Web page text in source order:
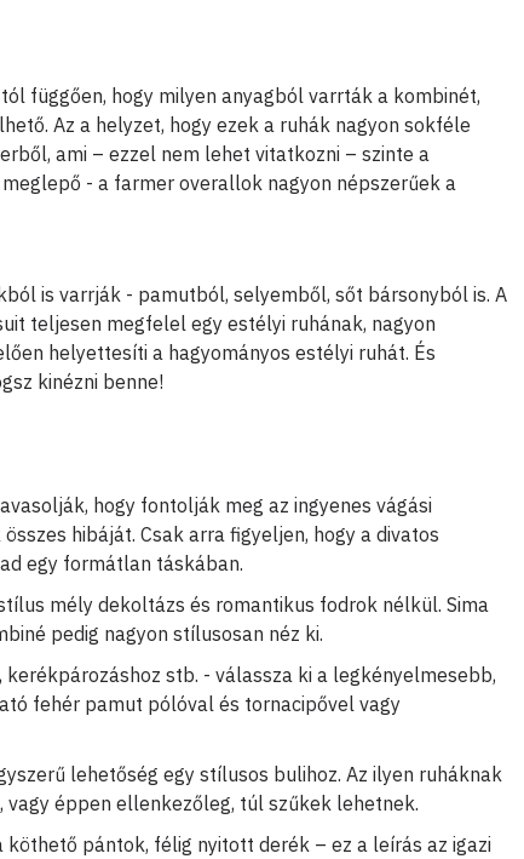
függően, hogy milyen anyagból varrták a kombinét,
Az a helyzet, hogy ezek a ruhák nagyon sokféle
ami – ezzel nem lehet vitatkozni – szinte a
- a farmer overallok nagyon népszerűek a
is varrják - pamutból, selyemből, sőt bársonyból is. A
teljesen megfelel egy estélyi ruhának, nagyon
helyettesíti a hagyományos estélyi ruhát. És
kinézni benne!
hogy fontolják meg az ingyenes vágási
hibáját. Csak arra figyeljen, hogy a divatos
egy formátlan táskában.
mély dekoltázs és romantikus fodrok nélkül. Sima
pedig nagyon stílusosan néz ki.
stb. - válassza ki a legkényelmesebb,
fehér pamut pólóval és tornacipővel vagy
lehetőség egy stílusos bulihoz. Az ilyen ruháknak
éppen ellenkezőleg, túl szűkek lehetnek.
köthető pántok, félig nyitott derék – ez a leírás az igazi